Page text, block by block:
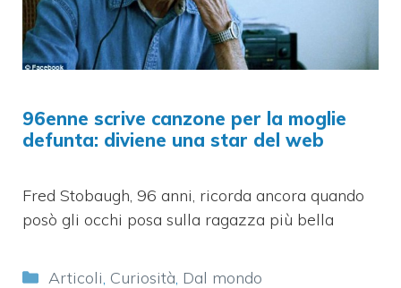
96enne scrive canzone per la moglie
defunta: diviene una star del web
Fred Stobaugh, 96 anni, ricorda ancora quando
posò gli occhi posa sulla ragazza più bella
Categorie
Articoli, Curiosità, Dal mondo